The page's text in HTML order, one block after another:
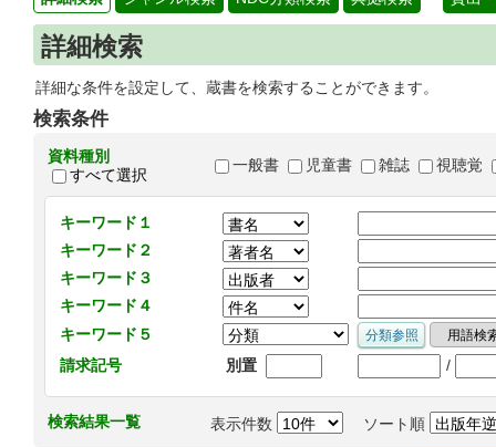
詳細検索
詳細な条件を設定して、蔵書を検索することができます。
検索条件
資料種別
すべて選択
一般書 児童書 雑誌 視聴覚
キーワード１
キーワード２
キーワード３
キーワード４
キーワード５
請求記号
別置 /
検索結果一覧 表示件数 ソート順